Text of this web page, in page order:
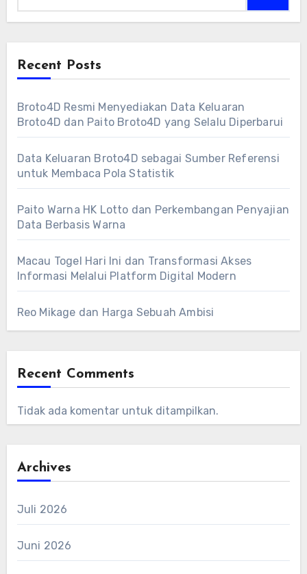
Recent Posts
Broto4D Resmi Menyediakan Data Keluaran
Broto4D dan Paito Broto4D yang Selalu Diperbarui
Data Keluaran Broto4D sebagai Sumber Referensi
untuk Membaca Pola Statistik
Paito Warna HK Lotto dan Perkembangan Penyajian
Data Berbasis Warna
Macau Togel Hari Ini dan Transformasi Akses
Informasi Melalui Platform Digital Modern
Reo Mikage dan Harga Sebuah Ambisi
Recent Comments
Tidak ada komentar untuk ditampilkan.
Archives
Juli 2026
Juni 2026